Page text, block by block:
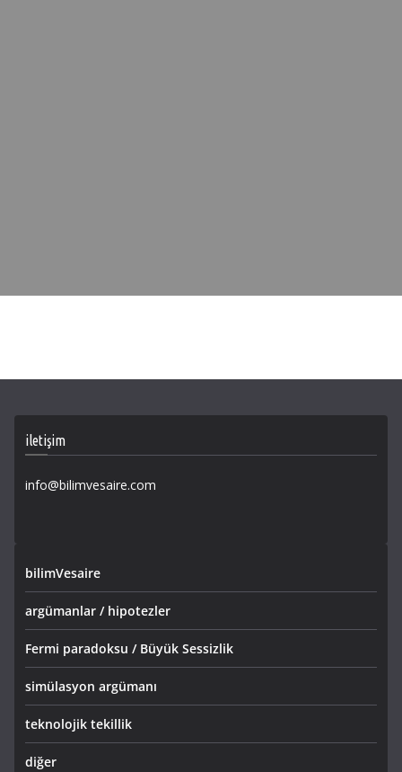
iletişim
info@bilimvesaire.com
bilimVesaire
argümanlar / hipotezler
Fermi paradoksu / Büyük Sessizlik
simülasyon argümanı
teknolojik tekillik
diğer